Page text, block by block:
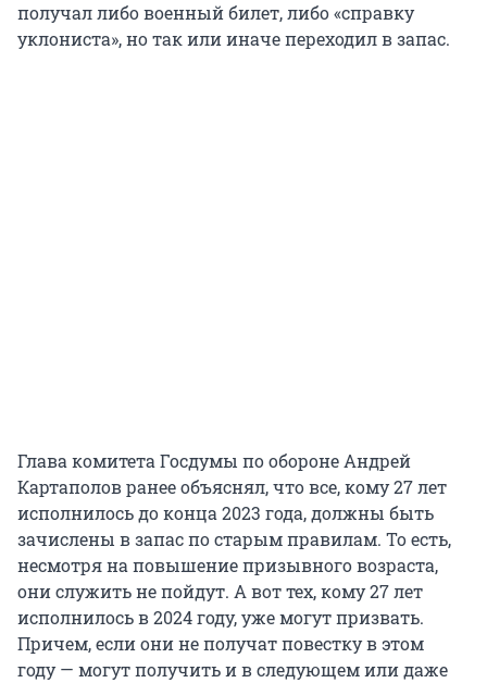
получал либо военный билет, либо «справку
уклониста», но так или иначе переходил в запас.
Глава комитета Госдумы по обороне Андрей
Картаполов ранее объяснял, что все, кому 27 лет
исполнилось до конца 2023 года, должны быть
зачислены в запас по старым правилам. То есть,
несмотря на повышение призывного возраста,
они служить не пойдут. А вот тех, кому 27 лет
исполнилось в 2024 году, уже могут призвать.
Причем, если они не получат повестку в этом
году — могут получить и в следующем или даже